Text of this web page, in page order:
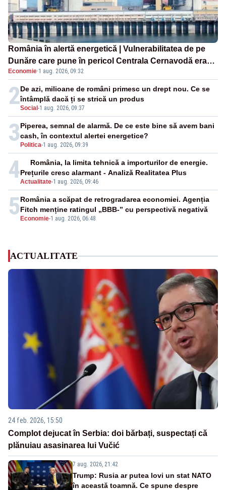
România în alertă energetică | Vulnerabilitatea de pe
Dunăre care pune în pericol Centrala Cernavodă era
cunoscută de pe vremea lui Ceaușescu
Economie·1 aug. 2026, 09:32
2Social -1 aug. 2026, 09:37
De azi, milioane de români primesc un drept nou. Ce se
întâmplă dacă ți se strică un produs
3 Politica-1 aug. 2026, 09:39
Piperea, semnal de alarmă. De ce este bine să avem bani
cash, în contextul alertei energetice?
4Actualitate-1 aug. 2026, 09:46
România, la limita tehnică a importurilor de energie.
Prețurile cresc alarmant - Analiză Realitatea Plus
5 Economie-1 aug. 2026, 06:48
România a scăpat de retrogradarea economiei. Agenția
Fitch menține ratingul „BBB-” cu perspectivă negativă
ACTUALITATE
24 feb. 2026, 15:50
Complot dejucat în Serbia: doi bărbați, suspectați că
plănuiau asasinarea lui Vučić
7 aug. 2026, 21:42
Trump: Rusia ar putea lovi un stat NATO
în această toamnă. Ce spune despre